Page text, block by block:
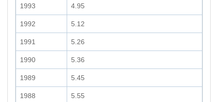
1993 4.95
1992 5.12
1991 5.26
1990 5.36
1989 5.45
1988 5.55